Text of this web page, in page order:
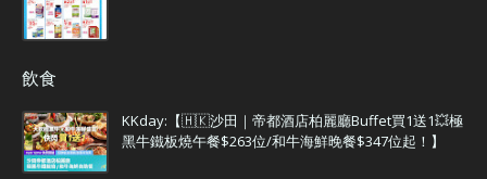
飲食
KKday:【🇭🇰沙田｜帝都酒店柏麗廳Buffet買1送1💥極
黑牛鐵板燒午餐$263位/和牛海鮮晚餐$347位起！】